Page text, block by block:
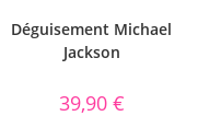
Déguisement Michael
Jackson
39,90 €